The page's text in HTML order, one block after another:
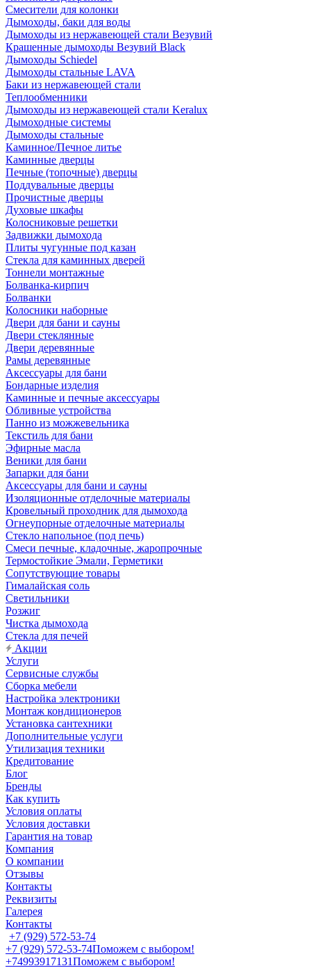
Смесители для колонки
Дымоходы, баки для воды
Дымоходы из нержавеющей стали Везувий
Крашенные дымоходы Везувий Black
Дымоходы Schiedel
Дымоходы стальные LAVA
Баки из нержавеющей стали
Теплообменники
Дымоходы из нержавеющей стали Keralux
Дымоходные системы
Дымоходы стальные
Каминное/Печное литье
Каминные дверцы
Печные (топочные) дверцы
Поддувальные дверцы
Прочистные дверцы
Духовые шкафы
Колосниковые решетки
Задвижки дымохода
Плиты чугунные под казан
Стекла для каминных дверей
Тоннели монтажные
Болванка-кирпич
Болванки
Колосники наборные
Двери для бани и сауны
Двери стеклянные
Двери деревянные
Рамы деревянные
Аксессуары для бани
Бондарные изделия
Каминные и печные аксессуары
Обливные устройства
Панно из можжевельника
Текстиль для бани
Эфирные масла
Веники для бани
Запарки для бани
Аксессуары для бани и сауны
Изоляционные отделочные материалы
Кровельный проходник для дымохода
Огнеупорные отделочные материалы
Стекло напольное (под печь)
Смеси печные, кладочные, жаропрочные
Термостойкие Эмали, Герметики
Сопутствующие товары
Гималайская соль
Светильники
Розжиг
Чистка дымохода
Стекла для печей
Акции
Услуги
Сервисные службы
Сборка мебели
Настройка электроники
Монтаж кондиционеров
Установка сантехники
Дополнительные услуги
Утилизация техники
Кредитование
Блог
Бренды
Как купить
Условия оплаты
Условия доставки
Гарантия на товар
Компания
О компании
Отзывы
Контакты
Реквизиты
Галерея
Контакты
+7 (929) 572-53-74
+7 (929) 572-53-74Поможем с выбором!
+74993917131Поможем с выбором!